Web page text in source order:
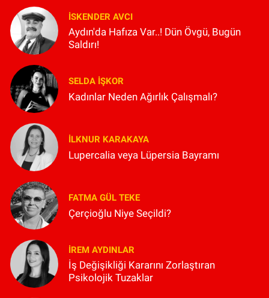
İSKENDER AVCI
Aydın'da Hafıza Var..! Dün Övgü, Bugün
Saldırı!
SELDA İŞKOR
Kadınlar Neden Ağırlık Çalışmalı?
İLKNUR KARAKAYA
Lupercalia veya Lüpersia Bayramı
FATMA GÜL TEKE
Çerçioğlu Niye Seçildi?
İREM AYDINLAR
İş Değişikliği Kararını Zorlaştıran
Psikolojik Tuzaklar